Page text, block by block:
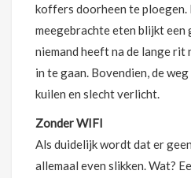
koffers doorheen te ploegen.
meegebrachte eten blijkt een
niemand heeft na de lange rit
in te gaan. Bovendien, de
kuilen en slecht verlicht.
Zonder WIFI
Als duidelijk wordt dat er
allemaal even slikken. Wat?